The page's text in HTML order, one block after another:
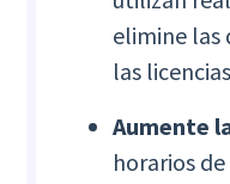
elimine las
las
Aumente
horarios